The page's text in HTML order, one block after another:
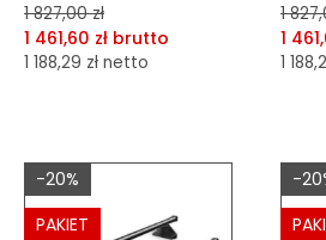
1 827,00 zł
1 461,60 zł brutto
1 188,29 zł netto
Do koszyka
1
1
1
Do
-20%
PAKIET
-